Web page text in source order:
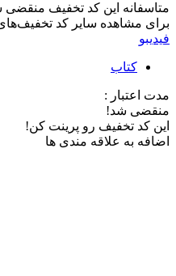
متاسفانه این کد تخفیف
برای مشاهده سایر کد
فیدیبو
کتاب
مدت اعتبار :
منقضی شد!
این کد تخفیف رو پرینت کن!
اضافه به علاقه مندی ها